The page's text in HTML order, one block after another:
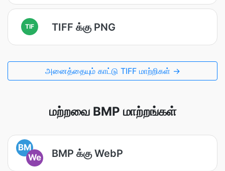
TIF TIFF க்கு PNG
அனைத்தையும் காட்டு TIFF மாற்றிகள் →
மற்றவை BMP மாற்றங்கள்
BM
We
BMP க்கு WebP